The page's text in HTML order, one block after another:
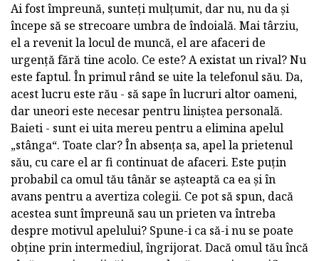
Ai fost împreună, sunteți mulțumit, dar nu, nu da și
începe să se strecoare umbra de îndoială. Mai târziu,
el a revenit la locul de muncă, el are afaceri de
urgență fără tine acolo. Ce este? A existat un rival? Nu
este faptul. În primul rând se uite la telefonul său. Da,
acest lucru este rău - să sape în lucruri altor oameni,
dar uneori este necesar pentru liniștea personală.
Baieti - sunt ei uita mereu pentru a elimina apelul
„stânga“. Toate clar? În absența sa, apel la prietenul
său, cu care el ar fi continuat de afaceri. Este puțin
probabil ca omul tău tânăr se așteaptă ca ea și în
avans pentru a avertiza colegii. Ce pot să spun, dacă
acestea sunt împreună sau un prieten va întreba
despre motivul apelului? Spune-i ca să-i nu se poate
obține prin intermediul, îngrijorat. Dacă omul tău încă